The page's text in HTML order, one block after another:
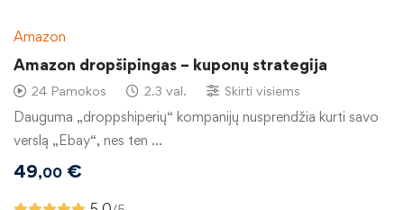
Amazon
Amazon dropšipingas – kuponų strategija
24 Pamokos 2.3 val. Skirti visiems
Dauguma „droppshiperių“ kompanijų nusprendžia kurti savo
verslą „Ebay“, nes ten …
49,00 €